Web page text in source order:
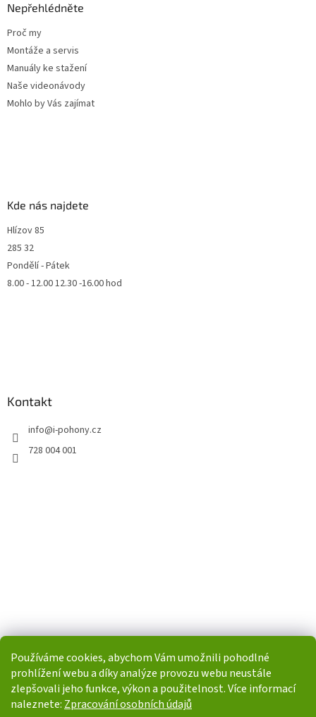
Používáme cookies, abychom Vám umožnili pohodlné
prohlížení webu a díky analýze provozu webu neustále
zlepšovali jeho funkce, výkon a použitelnost. Více informací
naleznete: Zpracování osobních údajů
Nepřehlédněte
Proč my
Montáže a servis
Manuály ke stažení
Naše videonávody
Mohlo by Vás zajímat
Kde nás najdete
Hlízov 85
285 32
Pondělí - Pátek
8.00 - 12.00 12.30 -16.00 hod
Kontakt
info@i-pohony.cz
728 004 001